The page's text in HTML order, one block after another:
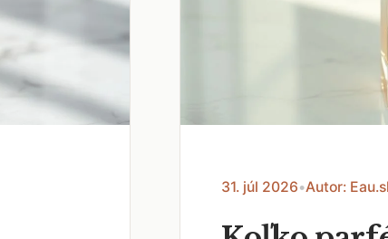
31. júl 2026•Autor: